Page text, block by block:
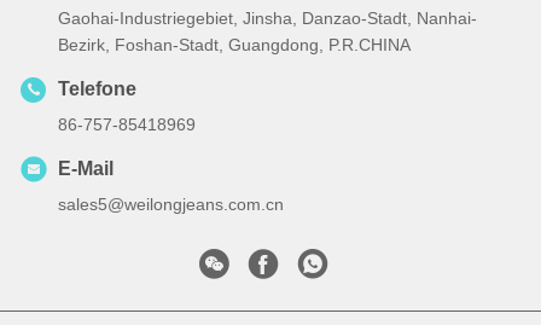
Gaohai-Industriegebiet, Jinsha, Danzao-Stadt, Nanhai-
Bezirk, Foshan-Stadt, Guangdong, P.R.CHINA
Telefone
86-757-85418969
E-Mail
sales5@weilongjeans.com.cn